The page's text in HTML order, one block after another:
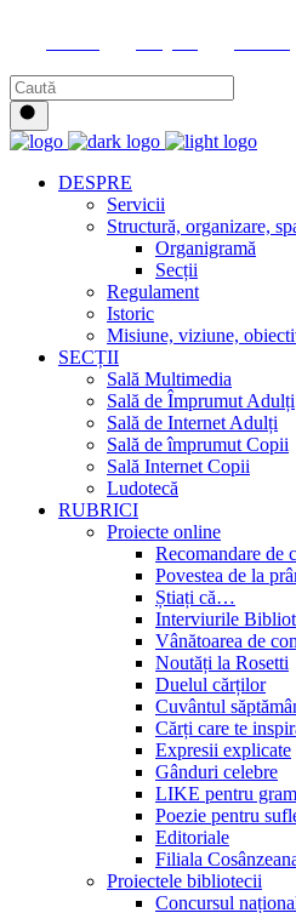
DESPRE
Servicii
Structură, organizare,
Organigramă
Secții
Regulament
Istoric
Misiune, viziune,
SECȚII
Sală Multimedia
Sală de Împrumut Adulți
Sală de Internet Adulți
Sală de împrumut Copii
Sală Internet Copii
Ludotecă
RUBRICI
Proiecte online
Recomandare de
Povestea de la
Știați că…
Interviurile
Vânătoarea de
Noutăți la Rosetti
Duelul cărților
Cuvântul
Cărți care te
Expresii explicate
Gânduri celebre
LIKE pentru
Poezie pentru
Editoriale
Filiala
Proiectele bibliotecii
Concursul